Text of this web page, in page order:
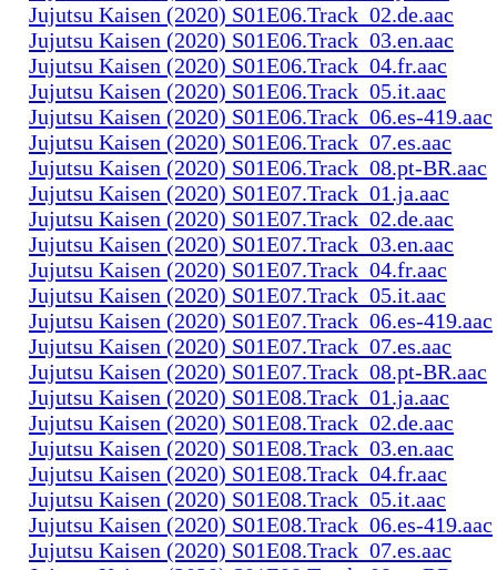
Jujutsu Kaisen (2020) S01E06.Track_02.de.aac
Jujutsu Kaisen (2020) S01E06.Track_03.en.aac
Jujutsu Kaisen (2020) S01E06.Track_04.fr.aac
Jujutsu Kaisen (2020) S01E06.Track_05.it.aac
Jujutsu Kaisen (2020) S01E06.Track_06.es-419.aac
Jujutsu Kaisen (2020) S01E06.Track_07.es.aac
Jujutsu Kaisen (2020) S01E06.Track_08.pt-BR.aac
Jujutsu Kaisen (2020) S01E07.Track_01.ja.aac
Jujutsu Kaisen (2020) S01E07.Track_02.de.aac
Jujutsu Kaisen (2020) S01E07.Track_03.en.aac
Jujutsu Kaisen (2020) S01E07.Track_04.fr.aac
Jujutsu Kaisen (2020) S01E07.Track_05.it.aac
Jujutsu Kaisen (2020) S01E07.Track_06.es-419.aac
Jujutsu Kaisen (2020) S01E07.Track_07.es.aac
Jujutsu Kaisen (2020) S01E07.Track_08.pt-BR.aac
Jujutsu Kaisen (2020) S01E08.Track_01.ja.aac
Jujutsu Kaisen (2020) S01E08.Track_02.de.aac
Jujutsu Kaisen (2020) S01E08.Track_03.en.aac
Jujutsu Kaisen (2020) S01E08.Track_04.fr.aac
Jujutsu Kaisen (2020) S01E08.Track_05.it.aac
Jujutsu Kaisen (2020) S01E08.Track_06.es-419.aac
Jujutsu Kaisen (2020) S01E08.Track_07.es.aac